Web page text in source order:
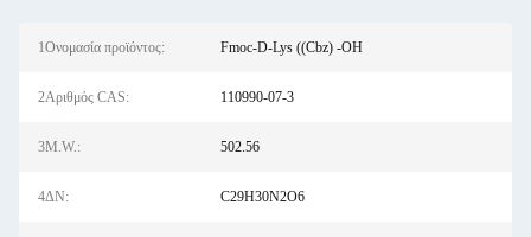
1Ονομασία προϊόντος: Fmoc-D-Lys ((Cbz) -OH
2Αριθμός CAS: 110990-07-3
3M.W.: 502.56
4ΔΝ: C29H30N2O6